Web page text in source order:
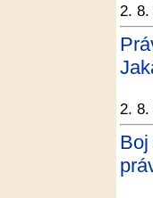
2. 8.
2. 8.